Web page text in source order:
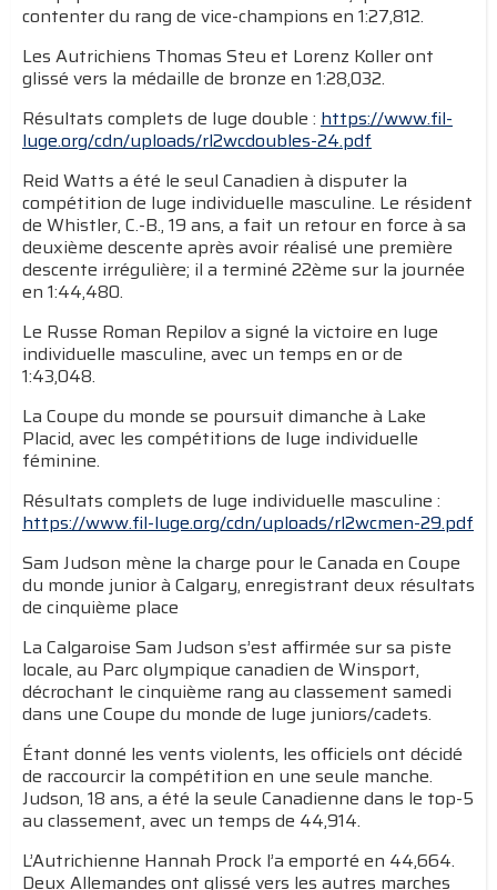
contenter du rang de vice-champions en 1:27,812.
Les Autrichiens Thomas Steu et Lorenz Koller ont
glissé vers la médaille de bronze en 1:28,032.
Résultats complets de luge double : https://www.fil-
luge.org/cdn/uploads/rl2wcdoubles-24.pdf
Reid Watts a été le seul Canadien à disputer la
compétition de luge individuelle masculine. Le résident
de Whistler, C.-B., 19 ans, a fait un retour en force à sa
deuxième descente après avoir réalisé une première
descente irrégulière; il a terminé 22ème sur la journée
en 1:44,480.
Le Russe Roman Repilov a signé la victoire en luge
individuelle masculine, avec un temps en or de
1:43,048.
La Coupe du monde se poursuit dimanche à Lake
Placid, avec les compétitions de luge individuelle
féminine.
Résultats complets de luge individuelle masculine :
https://www.fil-luge.org/cdn/uploads/rl2wcmen-29.pdf
Sam Judson mène la charge pour le Canada en Coupe
du monde junior à Calgary, enregistrant deux résultats
de cinquième place
La Calgaroise Sam Judson s’est affirmée sur sa piste
locale, au Parc olympique canadien de Winsport,
décrochant le cinquième rang au classement samedi
dans une Coupe du monde de luge juniors/cadets.
Étant donné les vents violents, les officiels ont décidé
de raccourcir la compétition en une seule manche.
Judson, 18 ans, a été la seule Canadienne dans le top-5
au classement, avec un temps de 44,914.
L’Autrichienne Hannah Prock l’a emporté en 44,664.
Deux Allemandes ont glissé vers les autres marches